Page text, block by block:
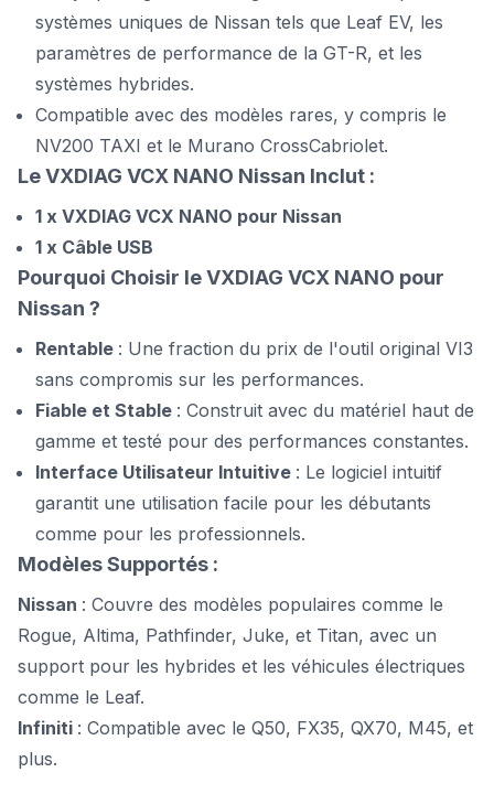
systèmes uniques de Nissan tels que Leaf EV, les
paramètres de performance de la GT-R, et les
systèmes hybrides.
Compatible avec des modèles rares, y compris le
NV200 TAXI et le Murano CrossCabriolet.
Le VXDIAG VCX NANO Nissan Inclut :
1 x VXDIAG VCX NANO pour Nissan
1 x Câble USB
Pourquoi Choisir le VXDIAG VCX NANO pour
Nissan ?
Rentable : Une fraction du prix de l'outil original VI3
sans compromis sur les performances.
Fiable et Stable : Construit avec du matériel haut de
gamme et testé pour des performances constantes.
Interface Utilisateur Intuitive : Le logiciel intuitif
garantit une utilisation facile pour les débutants
comme pour les professionnels.
Modèles Supportés :
Nissan : Couvre des modèles populaires comme le
Rogue, Altima, Pathfinder, Juke, et Titan, avec un
support pour les hybrides et les véhicules électriques
comme le Leaf.
Infiniti : Compatible avec le Q50, FX35, QX70, M45, et
plus.